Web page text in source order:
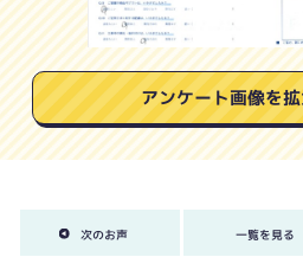
アンケート画像を
次のお声 一覧を見る